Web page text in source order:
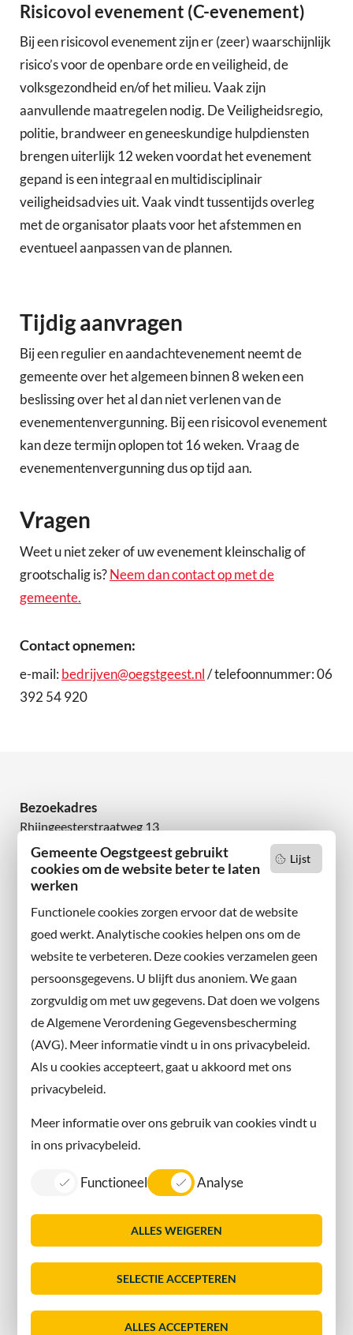
Lijst
Gemeente Oegstgeest gebruikt
cookies om de website beter te laten
werken
Functionele cookies zorgen ervoor dat de website
goed werkt. Analytische cookies helpen ons om de
website te verbeteren. Deze cookies verzamelen geen
persoonsgegevens. U blijft dus anoniem. We gaan
zorgvuldig om met uw gegevens. Dat doen we volgens
de Algemene Verordening Gegevensbescherming
(AVG). Meer informatie vindt u in ons privacybeleid.
Als u cookies accepteert, gaat u akkoord met ons
privacybeleid.
Meer informatie over ons gebruik van cookies vindt u
in ons privacybeleid.
Functioneel Analyse
ALLES WEIGEREN
SELECTIE ACCEPTEREN
ALLES ACCEPTEREN
Risicovol evenement (C-evenement)
Bij een risicovol evenement zijn er (zeer) waarschijnlijk
risico’s voor de openbare orde en veiligheid, de
volksgezondheid en/of het milieu. Vaak zijn
aanvullende maatregelen nodig. De Veiligheidsregio,
politie, brandweer en geneeskundige hulpdiensten
brengen uiterlijk 12 weken voordat het evenement
gepand is een integraal en multidisciplinair
veiligheidsadvies uit. Vaak vindt tussentijds overleg
met de organisator plaats voor het afstemmen en
eventueel aanpassen van de plannen.
Tijdig aanvragen
Bij een regulier en aandachtevenement neemt de
gemeente over het algemeen binnen 8 weken een
beslissing over het al dan niet verlenen van de
evenementenvergunning. Bij een risicovol evenement
kan deze termijn oplopen tot 16 weken. Vraag de
evenementenvergunning dus op tijd aan.
Vragen
Weet u niet zeker of uw evenement kleinschalig of
grootschalig is?Neem dan contact op met de
gemeente.
Contact opnemen:
e-mail: bedrijven@oegstgeest.nl/ telefoonnummer: 06
392 54 920
Bezoekadres
Rhijngeesterstraatweg 13
2342 AN Oegstgeest
Wilt u niets missen?
en volg ons ook op sociale media.
Facebook
X
Instagram
Contact met de gemeente
Contact
Information in English
Sitemap
Toegankelijkheid
Servicenormen
Dorpsmarketing Oegstgeest